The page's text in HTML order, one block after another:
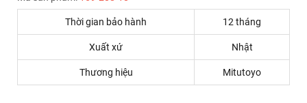
Thời gian bảo hành 12 tháng
Xuất xứ Nhật
Thương hiệu Mitutoyo